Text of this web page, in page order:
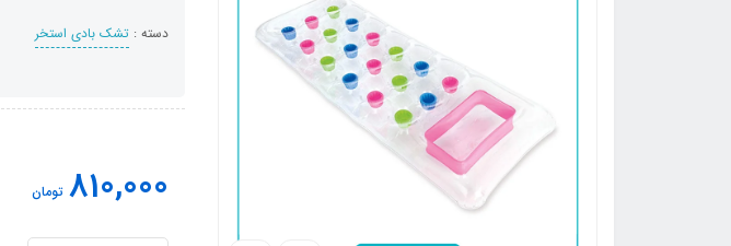
دسته : تشک بادی استخر
810,000 تومان